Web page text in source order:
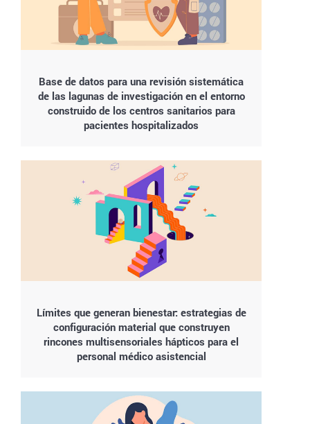
Base de datos para una revisión sistemática
de las lagunas de investigación en el entorno
construido de los centros sanitarios para
pacientes hospitalizados
Límites que generan bienestar: estrategias de
configuración material que construyen
rincones multisensoriales hápticos para el
personal médico asistencial